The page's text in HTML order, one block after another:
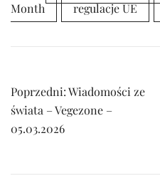
Month
regulacje UE
Nawigacja
wpisu
Poprzedni:Wiadomości ze
świata – Vegezone –
05.03.2026